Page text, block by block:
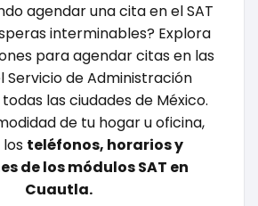
agendar una cita en el SAT
interminables? Explora
para agendar citas en las
Servicio de Administración
las ciudades de México.
de tu hogar u oficina,
teléfonos, horarios y
de los módulos SAT en
Cuautla.